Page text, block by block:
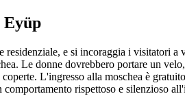
Eyüp
residenziale, e si incoraggia i visitatori
Le donne dovrebbero portare un
L'ingresso alla moschea è
rispettoso e silenzioso